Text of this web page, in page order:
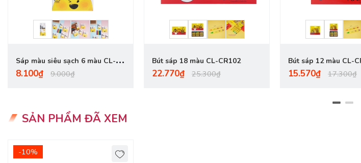
Sáp màu siêu sạch 6 màu CL-
CS201
8.100₫ 9.000₫
Bút sáp 18 màu CL-CR102
22.770₫ 25.300₫
Bút sáp 12 màu CL-
15.570₫ 17.300₫
SẢN PHẨM ĐÃ XEM
-10%